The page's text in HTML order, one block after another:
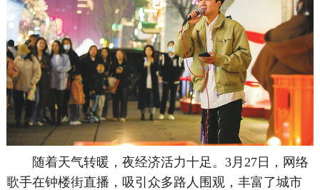
随着天气转暖，夜经济活力十足。3月27日，网络
歌手在钟楼街直播，吸引众多路人围观，丰富了城市